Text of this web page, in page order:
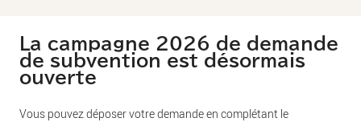
La campagne 2026 de demande
de subvention est désormais
ouverte
Vous pouvez déposer votre demande en complétant le